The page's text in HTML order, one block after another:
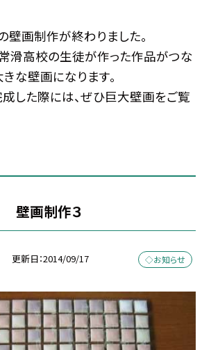
壁画制作が終わりました。
滑高校の生徒が作った作品がつな
な壁画になります。
した際には、ぜひ巨大壁画をご覧
壁画制作３
更新日 2014/09/17 ◇お知らせ